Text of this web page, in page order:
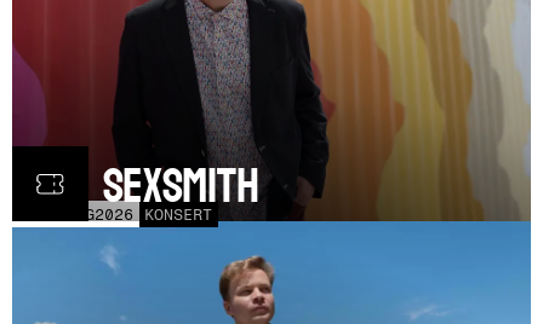
AUG2026 KONSERT
Ron Sexsmith